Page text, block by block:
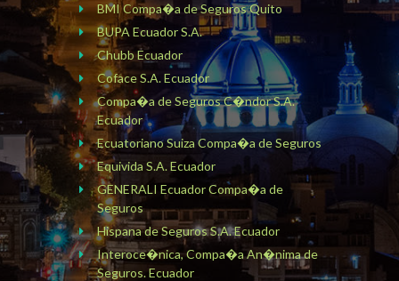
BMI Compa�a de Seguros Quito
BUPA Ecuador S.A.
Chubb Ecuador
Coface S.A. Ecuador
Compa�a de Seguros C�ndor S.A.
Ecuador
Ecuatoriano Suiza Compa�a de Seguros
Equivida S.A. Ecuador
GENERALI Ecuador Compa�a de
Seguros
Hispana de Seguros S.A. Ecuador
Interoce�nica, Compa�a An�nima de
Seguros. Ecuador